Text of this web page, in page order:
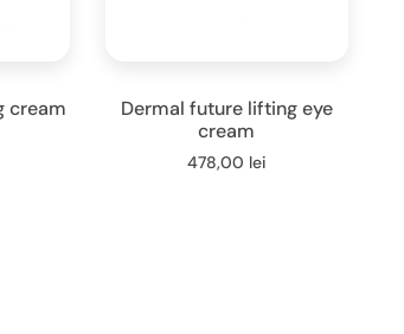
cream
Dermal future lifting eye
cream
478,00 lei